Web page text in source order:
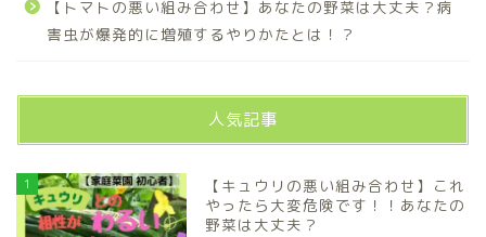
【トマトの悪い組み合わせ】あなたの野菜は大丈夫？病
害虫が爆発的に増殖するやりかたとは！？
人気記事
1
【キュウリの悪い組み合わせ】これ
やったら大変危険です！！あなたの
野菜は大丈夫？